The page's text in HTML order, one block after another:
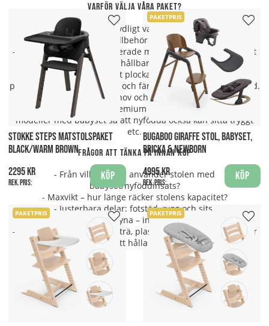
Varför välja våra paket?
- Enkla paket som visar tydligt vad som ingår – du slipper
gissa vilka tillbehör som passar.
- Hög kvalitet från väletablerade märken – trygghet, säkerhet
och hållbarhet.
- Prisvärt jämfört med att plocka ihop varje del separat –
paketrabatt, kampanjpriser och färdig kombination sparar tid.
- Goda val för olika behov och livsstilar: kompakt och
hopfällbar för små kök, premium trästolar som håller länge,
modeller med babyset så att nyfödda också kan sitta tryggt
etc.
Frågor att tänka på innan köp
- Från vilken ålder använder stolen med
babyset/nyföddinsats?
- Maxvikt – hur länge räcker stolens kapacitet?
- Justerbara delar: fotstöd, rygg och sits.
- Tillbehör: bricka, sele, dyna – ingår eller måste köpas till.
- Material och rengöring – trä, plast, tygöverdrag – hur lätt är
det att hålla rent?
STOKKE STEPS MATSTOLSPAKET
BLACK/WARM BROWN
2295 kr
Rek. pris:
Köp
PAKETPRIS
BUGABOO GIRAFFE STOL, BABYSET,
BRICKA & NEWBORN
4995 kr
Rek. pris:
Köp
PAKETPRIS PAKETPRIS